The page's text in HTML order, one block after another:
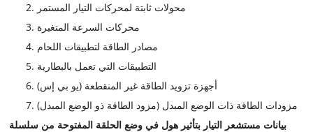
محولات ثابتة لمحركات التيار المستمر
محركات السرعة المتغيرة
مصادر الطاقة لتطبيقات اللحام
التطبيقات التي تعمل بالبطارية
أجهزة تزويد الطاقة غير المنقطعة (يو بي إس)
مزودات الطاقة ذات الوضع المبدل (مزود الطاقة ذو الوضع المبدل)
بيانات مستشعر التيار بتأثير هول في وضع الحلقة المفتوحة من سلسلة